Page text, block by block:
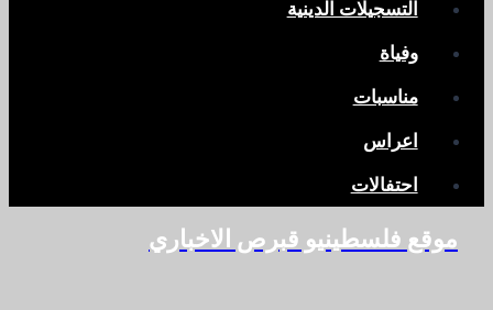
التسجيلات الدينية
وفياة
مناسبات
اعراس
احتفالات
موقع فلسطينيو قبرص الاخباري